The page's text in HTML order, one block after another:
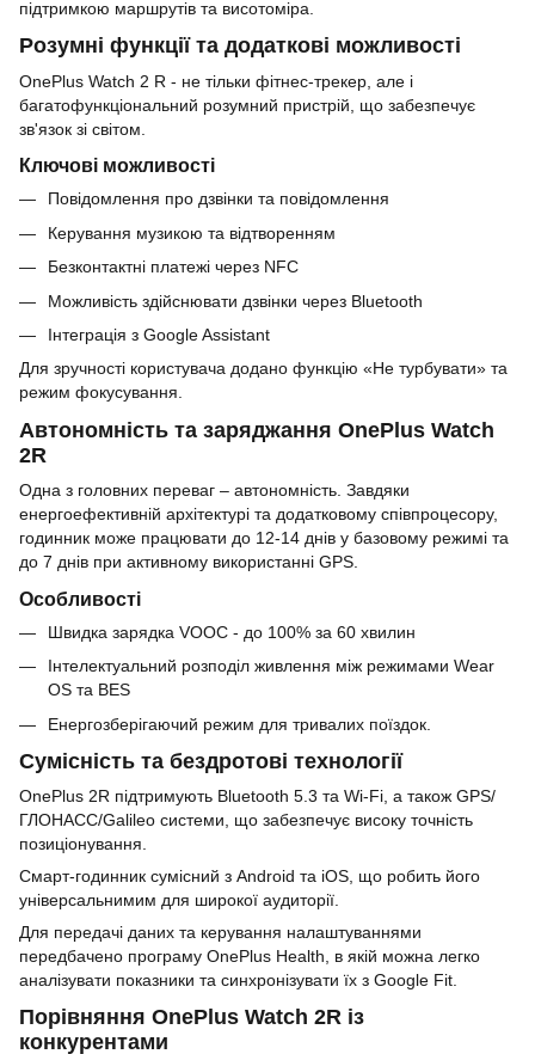
підтримкою маршрутів та висотоміра.
Розумні функції та додаткові можливості
OnePlus Watch 2 R - не тільки фітнес-трекер, але і
багатофункціональний розумний пристрій, що забезпечує
зв'язок зі світом.
Ключові можливості
Повідомлення про дзвінки та повідомлення
Керування музикою та відтворенням
Безконтактні платежі через NFC
Можливість здійснювати дзвінки через Bluetooth
Інтеграція з Google Assistant
Для зручності користувача додано функцію «Не турбувати» та
режим фокусування.
Автономність та заряджання OnePlus Watch
2R
Одна з головних переваг – автономність. Завдяки
енергоефективній архітектурі та додатковому співпроцесору,
годинник може працювати до 12-14 днів у базовому режимі та
до 7 днів при активному використанні GPS.
Особливості
Швидка зарядка VOOC - до 100% за 60 хвилин
Інтелектуальний розподіл живлення між режимами Wear
OS та BES
Енергозберігаючий режим для тривалих поїздок.
Сумісність та бездротові технології
ОneРlus 2R підтримують Bluetooth 5.3 та Wi-Fi, а також GPS/
ГЛОНАСС/Galileo системи, що забезпечує високу точність
позиціонування.
Смарт-годинник сумісний з Android та iOS, що робить його
універсальнимим для широкої аудиторії.
Для передачі даних та керування налаштуваннями
передбачено програму OnePlus Health, в якій можна легко
аналізувати показники та синхронізувати їх з Google Fit.
Порівняння OnePlus Watch 2R із
конкурентами